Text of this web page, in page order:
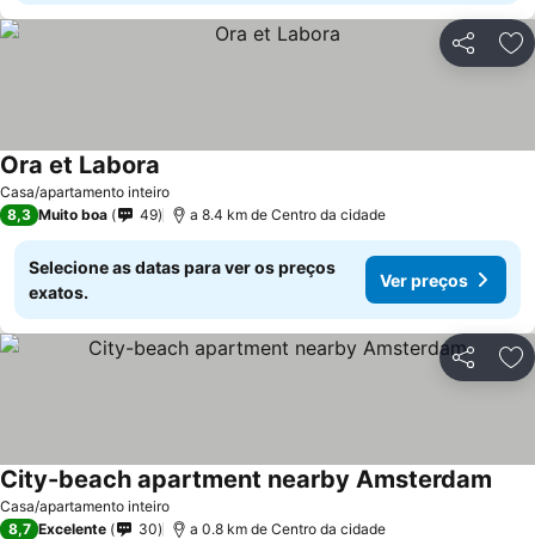
Partilhar
Casa/apartamento inteiro
Ora et Labora
8,3 Muito boa 49 a 8.4 km de Centro da cidade
Selecione as datas para ver os preços
exatos.
Ver preços
Partilhar
Casa/apartamento inteiro
City-beach apartment nearby Amsterdam
8,7 Excelente 30 a 0.8 km de Centro da cidade